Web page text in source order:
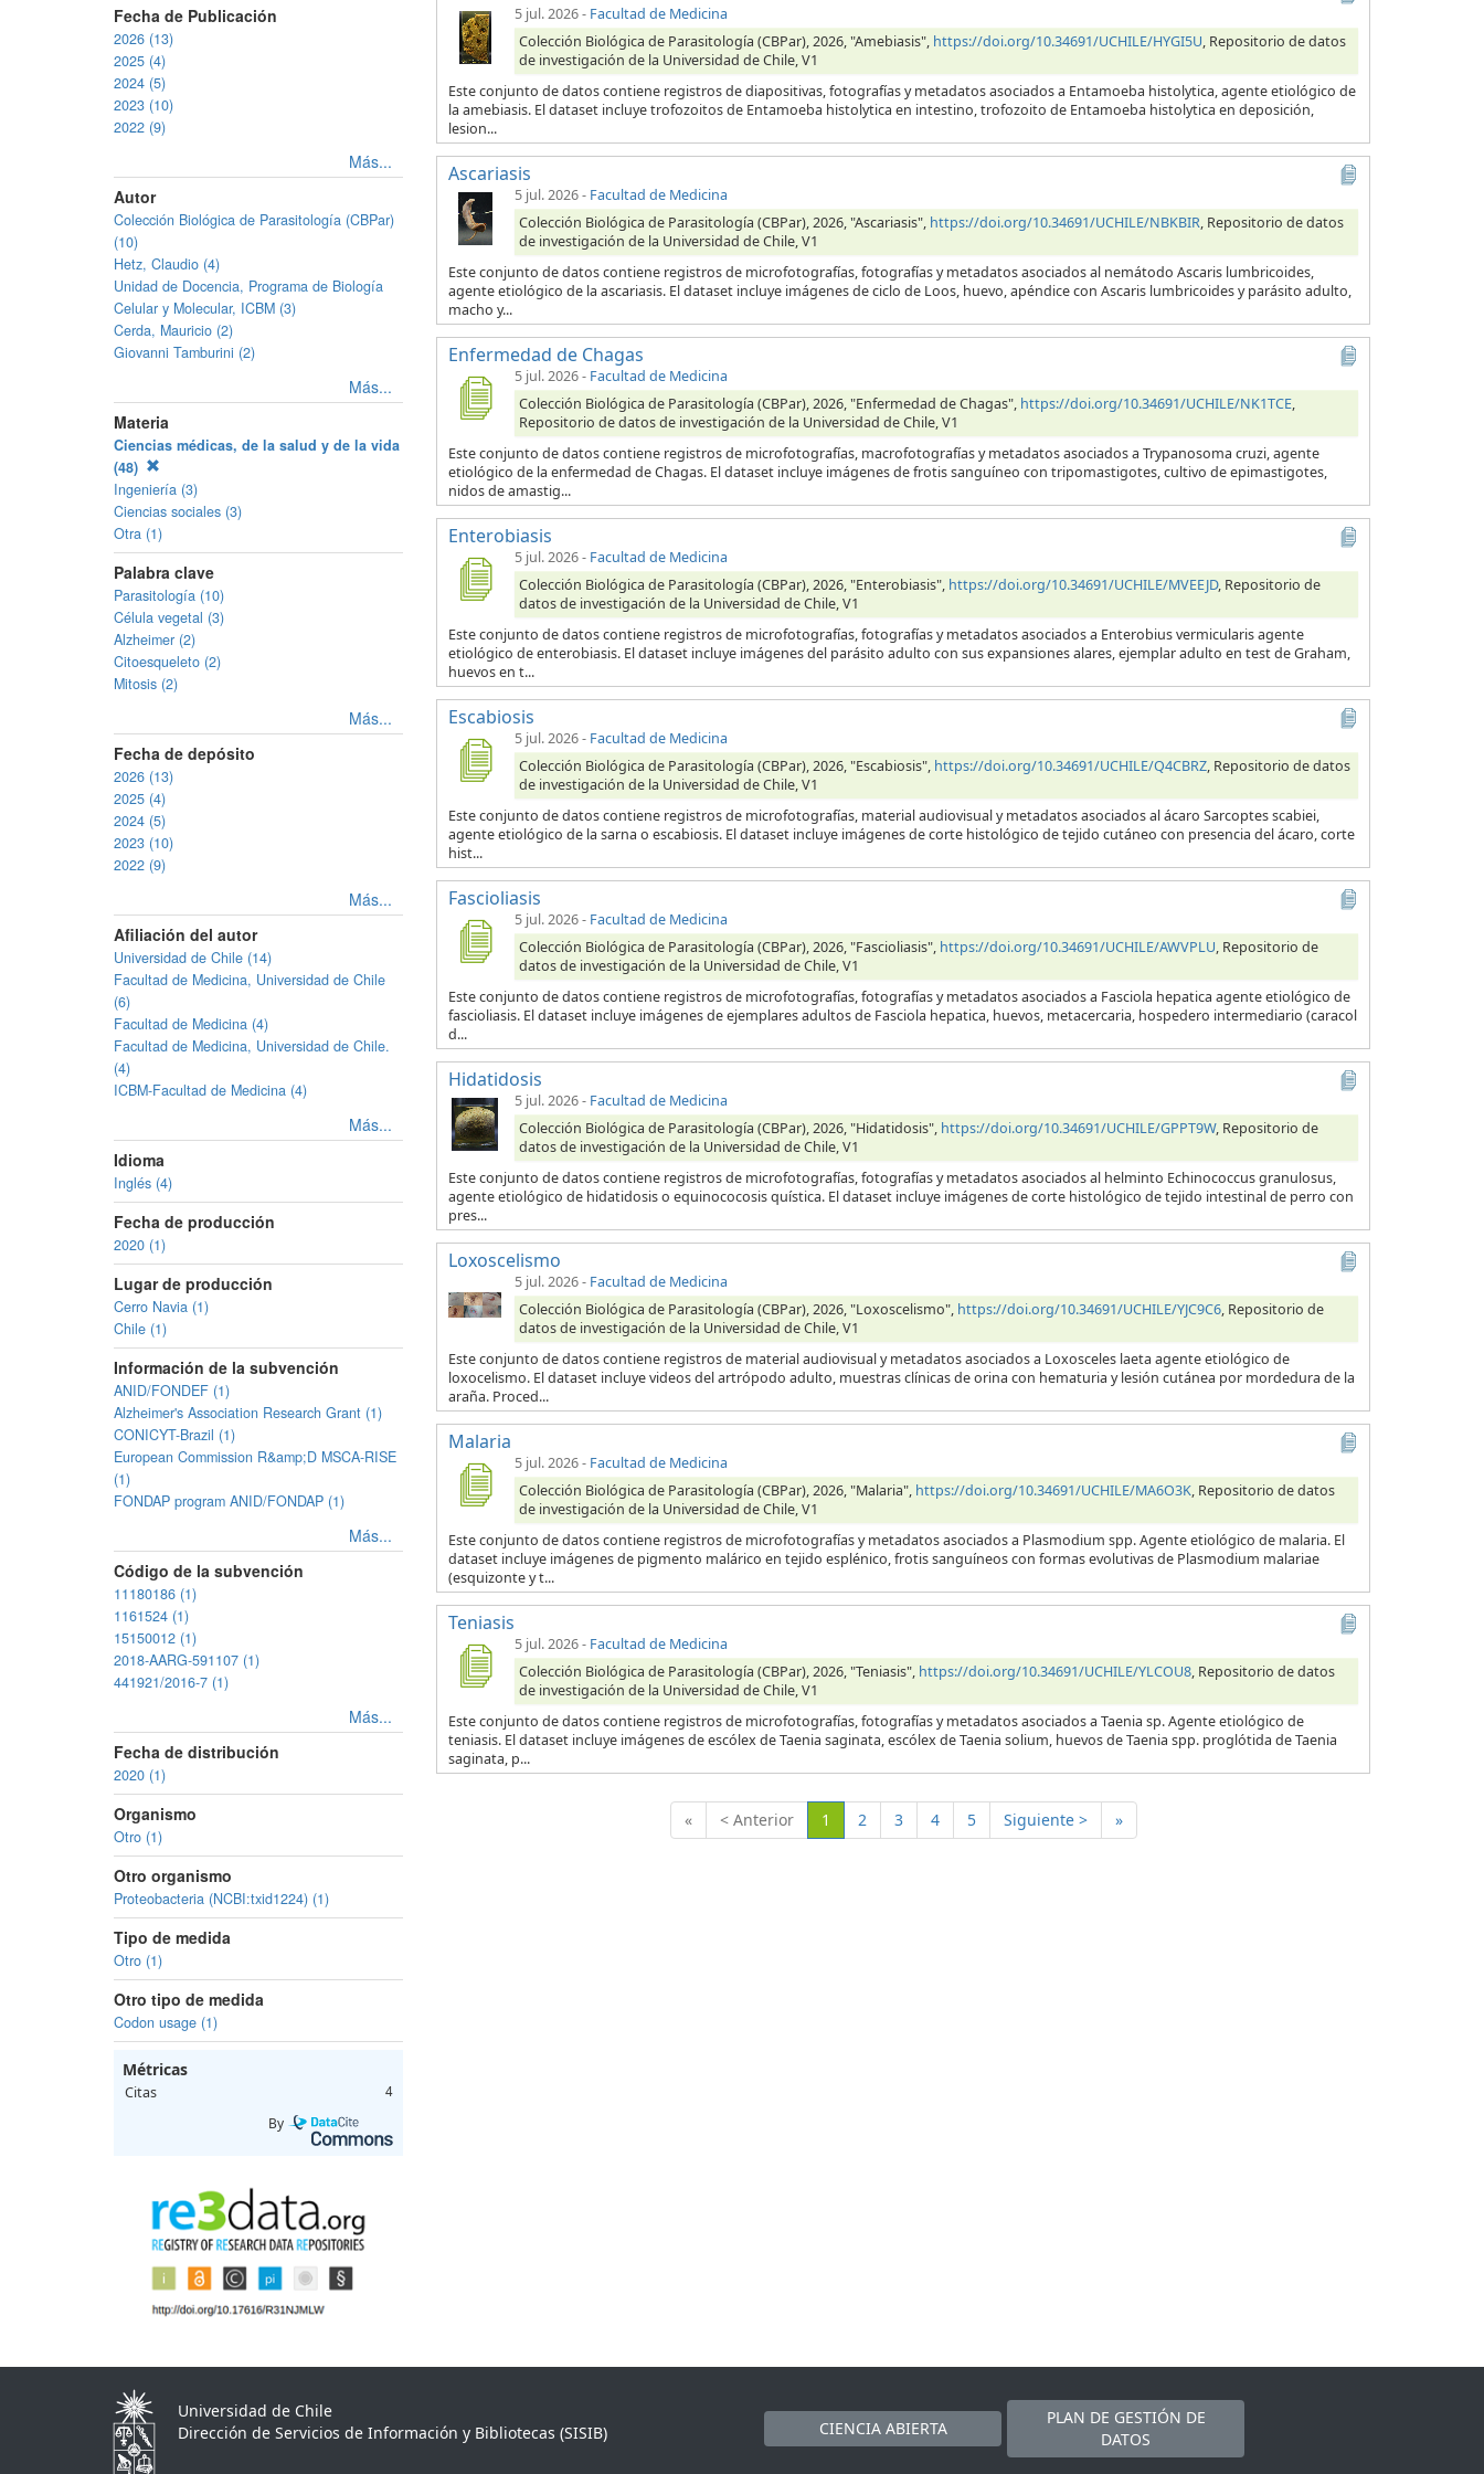
Fecha de Publicación
2026 (13)
2025 (4)
2024 (5)
2023 (10)
2022 (9)
Más...
Autor
Colección Biológica de Parasitología (CBPar)
(10)
Hetz, Claudio (4)
Unidad de Docencia, Programa de Biología
Celular y Molecular, ICBM (3)
Cerda, Mauricio (2)
Giovanni Tamburini (2)
Más...
Materia
Ciencias médicas, de la salud y de la vida
(48)
Ingeniería (3)
Ciencias sociales (3)
Otra (1)
Palabra clave
Parasitología (10)
Célula vegetal (3)
Alzheimer (2)
Citoesqueleto (2)
Mitosis (2)
Más...
Fecha de depósito
2026 (13)
2025 (4)
2024 (5)
2023 (10)
2022 (9)
Más...
Afiliación del autor
Universidad de Chile (14)
Facultad de Medicina, Universidad de Chile
(6)
Facultad de Medicina (4)
Facultad de Medicina, Universidad de Chile.
(4)
ICBM-Facultad de Medicina (4)
Más...
Idioma
Inglés (4)
Fecha de producción
2020 (1)
Lugar de producción
Cerro Navia (1)
Chile (1)
Información de la subvención
ANID/FONDEF (1)
Alzheimer's Association Research Grant (1)
CONICYT-Brazil (1)
European Commission R&amp;D MSCA-RISE
(1)
FONDAP program ANID/FONDAP (1)
Más...
Código de la subvención
11180186 (1)
1161524 (1)
15150012 (1)
2018-AARG-591107 (1)
441921/2016-7 (1)
Más...
Fecha de distribución
2020 (1)
Organismo
Otro (1)
Otro organismo
Proteobacteria (NCBI:txid1224) (1)
Tipo de medida
Otro (1)
Otro tipo de medida
Codon usage (1)
Métricas
Citas 4
By
5 jul. 2026- Facultad de Medicina
Colección Biológica de Parasitología (CBPar), 2026, "Amebiasis", https://doi.org/10.34691/UCHILE/HYGI5U, Repositorio de datos
de investigación de la Universidad de Chile, V1
Este conjunto de datos contiene registros de diapositivas, fotografías y metadatos asociados a Entamoeba histolytica, agente etiológico de
la amebiasis. El dataset incluye trofozoitos de Entamoeba histolytica en intestino, trofozoito de Entamoeba histolytica en deposición,
lesion...
Ascariasis
5 jul. 2026- Facultad de Medicina
Colección Biológica de Parasitología (CBPar), 2026, "Ascariasis", https://doi.org/10.34691/UCHILE/NBKBIR, Repositorio de datos
de investigación de la Universidad de Chile, V1
Este conjunto de datos contiene registros de microfotografías, fotografías y metadatos asociados al nemátodo Ascaris lumbricoides,
agente etiológico de la ascariasis. El dataset incluye imágenes de ciclo de Loos, huevo, apéndice con Ascaris lumbricoides y parásito adulto,
macho y...
Enfermedad de Chagas
5 jul. 2026- Facultad de Medicina
Colección Biológica de Parasitología (CBPar), 2026, "Enfermedad de Chagas", https://doi.org/10.34691/UCHILE/NK1TCE,
Repositorio de datos de investigación de la Universidad de Chile, V1
Este conjunto de datos contiene registros de microfotografías, macrofotografías y metadatos asociados a Trypanosoma cruzi, agente
etiológico de la enfermedad de Chagas. El dataset incluye imágenes de frotis sanguíneo con tripomastigotes, cultivo de epimastigotes,
nidos de amastig...
Enterobiasis
5 jul. 2026- Facultad de Medicina
Colección Biológica de Parasitología (CBPar), 2026, "Enterobiasis", https://doi.org/10.34691/UCHILE/MVEEJD, Repositorio de
datos de investigación de la Universidad de Chile, V1
Este conjunto de datos contiene registros de microfotografías, fotografías y metadatos asociados a Enterobius vermicularis agente
etiológico de enterobiasis. El dataset incluye imágenes del parásito adulto con sus expansiones alares, ejemplar adulto en test de Graham,
huevos en t...
Escabiosis
5 jul. 2026- Facultad de Medicina
Colección Biológica de Parasitología (CBPar), 2026, "Escabiosis", https://doi.org/10.34691/UCHILE/Q4CBRZ, Repositorio de datos
de investigación de la Universidad de Chile, V1
Este conjunto de datos contiene registros de microfotografías, material audiovisual y metadatos asociados al ácaro Sarcoptes scabiei,
agente etiológico de la sarna o escabiosis. El dataset incluye imágenes de corte histológico de tejido cutáneo con presencia del ácaro, corte
hist...
Fascioliasis
5 jul. 2026- Facultad de Medicina
Colección Biológica de Parasitología (CBPar), 2026, "Fascioliasis", https://doi.org/10.34691/UCHILE/AWVPLU, Repositorio de
datos de investigación de la Universidad de Chile, V1
Este conjunto de datos contiene registros de microfotografías, fotografías y metadatos asociados a Fasciola hepatica agente etiológico de
fascioliasis. El dataset incluye imágenes de ejemplares adultos de Fasciola hepatica, huevos, metacercaria, hospedero intermediario (caracol
d...
Hidatidosis
5 jul. 2026- Facultad de Medicina
Colección Biológica de Parasitología (CBPar), 2026, "Hidatidosis", https://doi.org/10.34691/UCHILE/GPPT9W, Repositorio de
datos de investigación de la Universidad de Chile, V1
Este conjunto de datos contiene registros de microfotografías, fotografías y metadatos asociados al helminto Echinococcus granulosus,
agente etiológico de hidatidosis o equinococosis quística. El dataset incluye imágenes de corte histológico de tejido intestinal de perro con
pres...
Loxoscelismo
5 jul. 2026- Facultad de Medicina
Colección Biológica de Parasitología (CBPar), 2026, "Loxoscelismo", https://doi.org/10.34691/UCHILE/YJC9C6, Repositorio de
datos de investigación de la Universidad de Chile, V1
Este conjunto de datos contiene registros de material audiovisual y metadatos asociados a Loxosceles laeta agente etiológico de
loxocelismo. El dataset incluye videos del artrópodo adulto, muestras clínicas de orina con hematuria y lesión cutánea por mordedura de la
araña. Proced...
Malaria
5 jul. 2026- Facultad de Medicina
Colección Biológica de Parasitología (CBPar), 2026, "Malaria", https://doi.org/10.34691/UCHILE/MA6O3K, Repositorio de datos
de investigación de la Universidad de Chile, V1
Este conjunto de datos contiene registros de microfotografías y metadatos asociados a Plasmodium spp. Agente etiológico de malaria. El
dataset incluye imágenes de pigmento malárico en tejido esplénico, frotis sanguíneos con formas evolutivas de Plasmodium malariae
(esquizonte y t...
Teniasis
5 jul. 2026- Facultad de Medicina
Colección Biológica de Parasitología (CBPar), 2026, "Teniasis", https://doi.org/10.34691/UCHILE/YLCOU8, Repositorio de datos
de investigación de la Universidad de Chile, V1
Este conjunto de datos contiene registros de microfotografías, fotografías y metadatos asociados a Taenia sp. Agente etiológico de
teniasis. El dataset incluye imágenes de escólex de Taenia saginata, escólex de Taenia solium, huevos de Taenia spp. proglótida de Taenia
saginata, p...
« < Anterior 1 (Actual)
2 3 4 5 Siguiente > »
Universidad de Chile
Dirección de Servicios de Información y Bibliotecas (SISIB)
CIENCIA ABIERTA
PLAN DE GESTIÓN DE
DATOS